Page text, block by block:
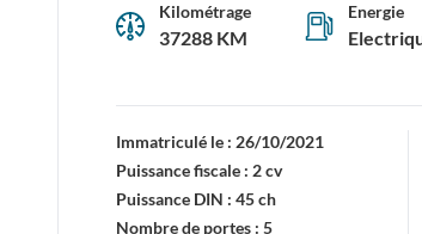
Kilométrage
37288 KM
Energie
Immatriculé le : 26/10/2021
Puissance fiscale : 2 cv
Puissance DIN : 45 ch
Nombre de portes : 5